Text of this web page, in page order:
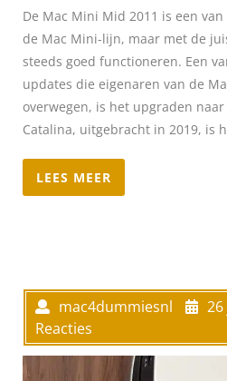
De Mac Mini Mid 2011 is een
de Mac Mini-lijn, maar met de
steeds goed functioneren. Een
updates die eigenaren van de
overwegen, is het upgraden naar
Catalina, uitgebracht in 2019, is
LEES MEER
mac4dummiesnl
Reacties